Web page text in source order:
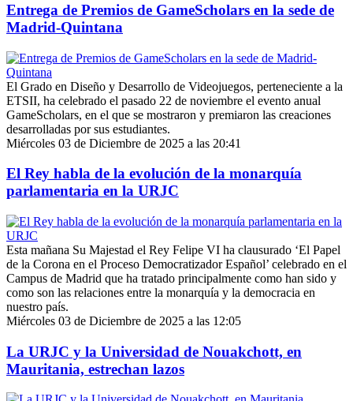
Entrega de Premios de GameScholars en la sede de
Madrid-Quintana
El Grado en Diseño y Desarrollo de Videojuegos, perteneciente a la
ETSII, ha celebrado el pasado 22 de noviembre el evento anual
GameScholars, en el que se mostraron y premiaron las creaciones
desarrolladas por sus estudiantes.
Miércoles 03 de Diciembre de 2025 a las 20:41
El Rey habla de la evolución de la monarquía
parlamentaria en la URJC
Esta mañana Su Majestad el Rey Felipe VI ha clausurado ‘El Papel
de la Corona en el Proceso Democratizador Español’ celebrado en el
Campus de Madrid que ha tratado principalmente como han sido y
como son las relaciones entre la monarquía y la democracia en
nuestro país.
Miércoles 03 de Diciembre de 2025 a las 12:05
La URJC y la Universidad de Nouakchott, en
Mauritania, estrechan lazos